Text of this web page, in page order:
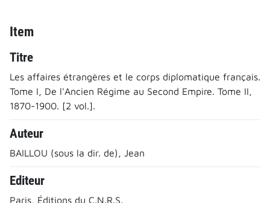
Item
Titre
Les affaires étrangères et le corps diplomatique français.
Tome I, De l'Ancien Régime au Second Empire. Tome II,
1870-1900. [2 vol.].
Auteur
BAILLOU (sous la dir. de), Jean
Editeur
Paris, Éditions du C.N.R.S.